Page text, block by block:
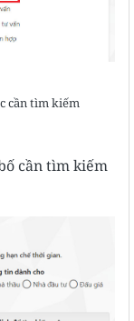
cần tìm kiếm
cần tìm kiếm